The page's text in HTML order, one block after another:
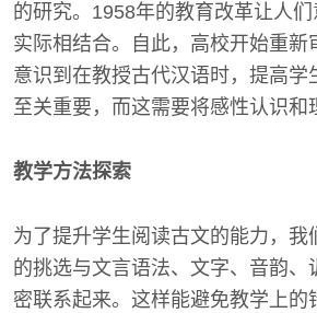
的研究。1958年的教育改革让人
实际相结合。自此，高校开始重新
意识到在教授古代汉语时，提高学
至关重要，而这需要将感性认识和
教学方法探索
为了提升学生阅读古文的能力，我
的挑选与文言语法、文字、音韵、
密联系起来。这样能避免教学上的